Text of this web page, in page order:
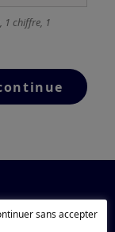
, 1 chiffre, 1
sans accepter